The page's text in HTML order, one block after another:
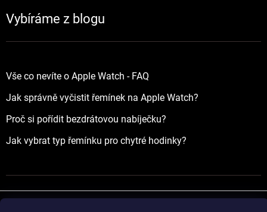
Vybíráme z blogu
Vše co nevíte o Apple Watch - FAQ
Jak správně vyčistit řemínek na Apple Watch?
Proč si pořídit bezdrátovou nabíječku?
Jak vybrat typ řemínku pro chytré hodinky?